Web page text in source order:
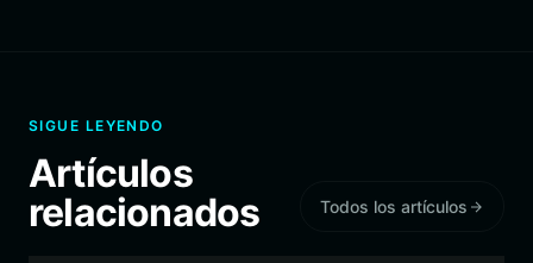
SIGUE LEYENDO
Artículos
relacionados
Todos los artículos